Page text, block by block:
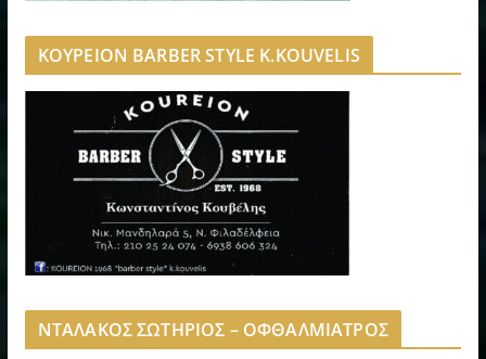
ΚΟΥΡΕΙΟΝ BARBER STYLE K.KOUVELIS
ΝΤΑΛΑΚΟΣ ΣΩΤΗΡΙΟΣ – ΟΦΘΑΛΜΙΑΤΡΟΣ